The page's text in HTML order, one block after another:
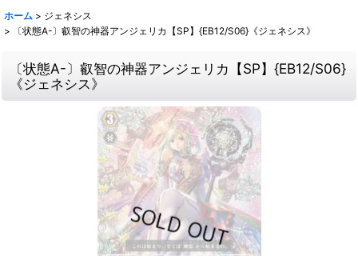
ホーム > ジェネシス
>
〔状態A-〕叡智の神器アンジェリカ【SP】{EB12/S06}《ジェネシス》
〔状態A-〕叡智の神器アンジェリカ【SP】{EB12/S06}
《ジェネシス》